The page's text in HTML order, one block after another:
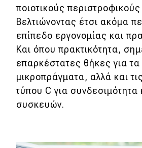
ποιοτικούς
Βελτιώνοντας έτσι ακόμα
επίπεδο εργονομίας και
Και όπου πρακτικότητα,
επαρκέστατες θήκες για τα
μικροπράγματα, αλλά και
τύπου C για συνδεσιμότητα
συσκευών.